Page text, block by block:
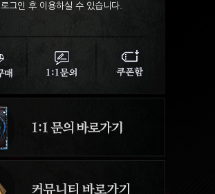
로그인 후 이용하실 수 있습니다.